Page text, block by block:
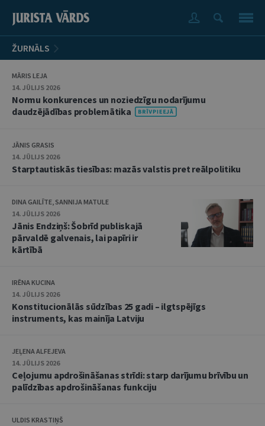
ŽURNĀLS
MĀRIS LEJA
14. JŪLIJS 2026
Normu konkurences un noziedzīgu nodarījumu
daudzējādības problemātika
JĀNIS GRASIS
14. JŪLIJS 2026
Starptautiskās tiesības: mazās valstis pret reālpolitiku
DINA GAILĪTE, SANNIJA MATULE
14. JŪLIJS 2026
Jānis Endziņš: Šobrīd publiskajā
pārvaldē galvenais, lai papīri ir
kārtībā
IRĒNA KUCINA
14. JŪLIJS 2026
Konstitucionālās sūdzības 25 gadi – ilgtspējīgs
instruments, kas mainīja Latviju
JEĻENA ALFEJEVA
14. JŪLIJS 2026
Ceļojumu apdrošināšanas strīdi: starp darījumu brīvību un
palīdzības apdrošināšanas funkciju
ULDIS KRASTIŅŠ